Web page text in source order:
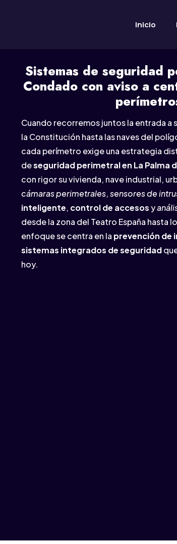
Inicio
Sistemas de seguridad
Condado con aviso a
Cuando recorremos juntos la entrada a
la Constitución hasta las naves del
cada perímetro exige una estrategia
deseguridad perimetral en La Palma
con rigor su vivienda, nave industrial,
cámaras perimetrales,sensores de
inteligente, control de accesosy
desde la zona del Teatro España hasta
enfoque se centra en la prevención de
sistemas integrados de seguridad
hoy.